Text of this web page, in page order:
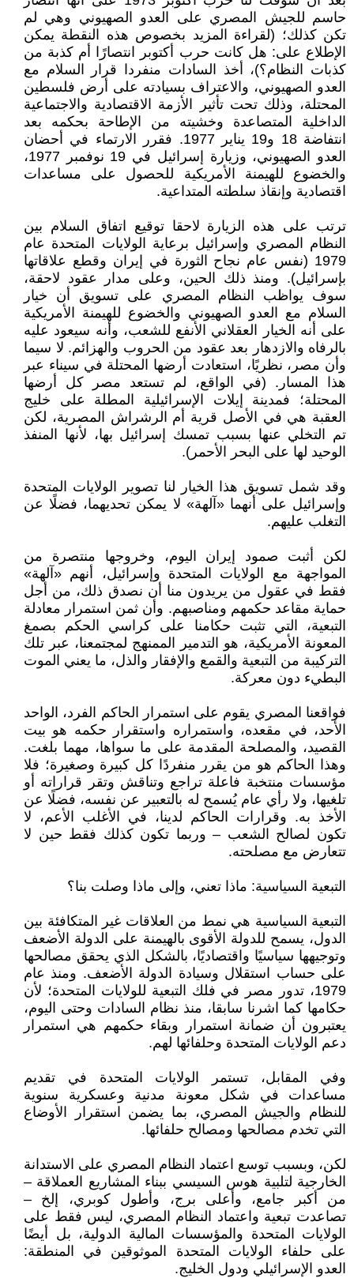
حاسم للجيش المصري على العدو الصهيوني وهي لم
تكن كذلك؛ (لقراءة المزيد بخصوص هذه النقطة يمكن
الإطلاع على: هل كانت حرب أكتوبر انتصارًا أم كذبة من
كذبات النظام؟)، أخذ السادات منفردا قرار السلام مع
العدو الصهيوني، والاعتراف بسيادته على أرض فلسطين
المحتلة، وذلك تحت تأثير الأزمة الاقتصادية والاجتماعية
الداخلية المتصاعدة وخشيته من الإطاحة بحكمه بعد
انتفاضة 18 و19 يناير 1977. فقرر الارتماء في أحضان
العدو الصهيوني، وزيارة إسرائيل في 19 نوفمبر 1977،
والخضوع للهيمنة الأمريكية للحصول على مساعدات
اقتصادية وإنقاذ سلطته المتداعية.
ترتب على هذه الزيارة لاحقا توقيع اتفاق السلام بين
النظام المصري وإسرائيل برعاية الولايات المتحدة عام
1979 (نفس عام نجاح الثورة في إيران وقطع علاقاتها
بإسرائيل). ومنذ ذلك الحين، وعلى مدار عقود لاحقة،
سوف يواظب النظام المصري على تسويق أن خيار
السلام مع العدو الصهيوني والخضوع للهيمنة الأمريكية
على أنه الخيار العقلاني الأنفع للشعب، وأنه سيعود عليه
بالرفاه والازدهار بعد عقود من الحروب والهزائم. لا سيما
وأن مصر، نظريًا، استعادت أرضها المحتلة في سيناء عبر
هذا المسار. (في الواقع، لم تستعد مصر كل أرضها
المحتلة؛ فمدينة إيلات الإسرائيلية المطلة على خليج
العقبة هي في الأصل قرية أم الرشراش المصرية، لكن
تم التخلي عنها بسبب تمسك إسرائيل بها، لأنها المنفذ
الوحيد لها على البحر الأحمر).
وقد شمل تسويق هذا الخيار لنا تصوير الولايات المتحدة
وإسرائيل على أنهما «آلهة» لا يمكن تحديهما، فضلًا عن
التغلب عليهم.
لكن أثبت صمود إيران اليوم، وخروجها منتصرة من
المواجهة مع الولايات المتحدة وإسرائيل، أنهم «آلهة»
فقط في عقول من يريدون منا أن نصدق ذلك، من أجل
حماية مقاعد حكمهم ومناصبهم. وأن ثمن استمرار معادلة
التبعية، التي تثبت حكامنا على كراسي الحكم بصمغ
المعونة الأمريكية، هو التدمير الممنهج لمجتمعنا، عبر تلك
التركيبة من التبعية والقمع والإفقار والذل، ما يعني الموت
البطيء دون معركة.
فواقعنا المصري يقوم على استمرار الحاكم الفرد، الواحد
الأحد، في مقعده، واستمراره واستقرار حكمه هو بيت
القصيد، والمصلحة المقدمة على ما سواها، مهما بلغت.
وهذا الحاكم هو من يقرر منفردًا كل كبيرة وصغيرة؛ فلا
مؤسسات منتخبة فاعلة تراجع وتناقش وتقر قراراته أو
تلغيها، ولا رأي عام يُسمح له بالتعبير عن نفسه، فضلًا عن
الأخذ به. وقرارات الحاكم لدينا، في الأغلب الأعم، لا
تكون لصالح الشعب – وربما تكون كذلك فقط حين لا
تتعارض مع مصلحته.
التبعية السياسية: ماذا تعني، وإلى ماذا وصلت بنا؟
التبعية السياسية هي نمط من العلاقات غير المتكافئة بين
الدول، يسمح للدولة الأقوى بالهيمنة على الدولة الأضعف
وتوجيهها سياسيًا واقتصاديًا، بالشكل الذي يحقق مصالحها
على حساب استقلال وسيادة الدولة الأضعف. ومنذ عام
1979، تدور مصر في فلك التبعية للولايات المتحدة؛ لأن
حكامها كما اشرنا سابقا، منذ نظام السادات وحتى اليوم،
يعتبرون أن ضمانة استمرار وبقاء حكمهم هي استمرار
دعم الولايات المتحدة وحلفائها لهم.
وفي المقابل، تستمر الولايات المتحدة في تقديم
مساعدات في شكل معونة مدنية وعسكرية سنوية
للنظام والجيش المصري، بما يضمن استقرار الأوضاع
التي تخدم مصالحها ومصالح حلفائها.
لكن، وبسبب توسع اعتماد النظام المصري على الاستدانة
الخارجية لتلبية هوس السيسي ببناء المشاريع العملاقة –
من أكبر جامع، وأعلى برج، وأطول كوبري، إلخ –
تصاعدت تبعية واعتماد النظام المصري، ليس فقط على
الولايات المتحدة والمؤسسات المالية الدولية، بل أيضًا
على حلفاء الولايات المتحدة الموثوقين في المنطقة:
العدو الإسرائيلي ودول الخليج.